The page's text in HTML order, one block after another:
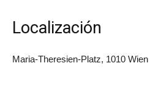
Localización
Maria-Theresien-Platz, 1010 Wien